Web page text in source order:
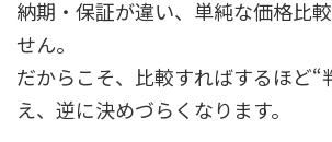
納期・保証が違い、単純な価格比
せん。
だからこそ、比較すればするほど“
え、逆に決めづらくなります。